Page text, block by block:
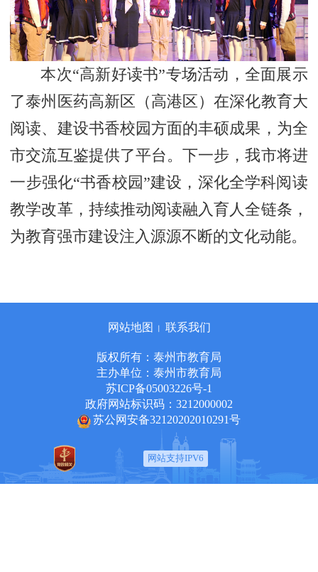
本次“高新好读书”专场活动，全面展示
了泰州医药高新区（高港区）在深化教育大
阅读、建设书香校园方面的丰硕成果，为全
市交流互鉴提供了平台。下一步，我市将进
一步强化“书香校园”建设，深化全学科阅读
教学改革，持续推动阅读融入育人全链条，
为教育强市建设注入源源不断的文化动能。
网站地图 联系我们
版权所有：泰州市教育局
主办单位：泰州市教育局
苏ICP备05003226号-1
政府网站标识码：3212000002
苏公网安备32120202010291号
网站支持IPV6